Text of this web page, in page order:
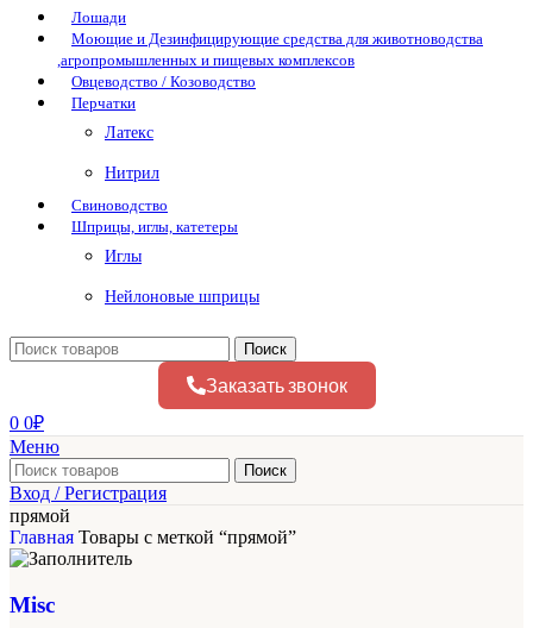
Лошади
Моющие и Дезинфицирующие средства для животноводства
,агропромышленных и пищевых комплексов
Овцеводство / Козоводство
Перчатки
Латекс
Нитрил
Свиноводство
Шприцы, иглы, катетеры
Иглы
Нейлоновые шприцы
Поиск
Заказать звонок
0 0₽
Меню
Поиск
Вход / Регистрация
прямой
Главная Товары с меткой “прямой”
Misc